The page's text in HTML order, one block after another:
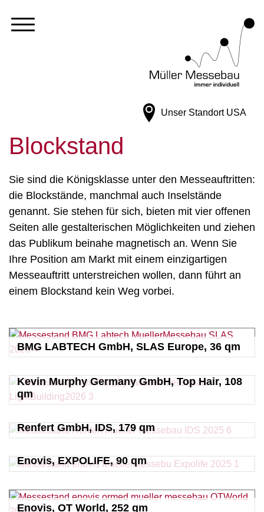
Unser Standort USA
Blockstand
Sie sind die Königsklasse unter den Messeauftritten:
die Blockstände, manchmal auch Inselstände
genannt. Sie stehen für sich, bieten mit vier offenen
Seiten alle gestalterischen Möglichkeiten und ziehen
das Publikum beinahe magnetisch an. Wenn Sie
Ihre Position am Markt mit einem einzigartigen
Messeauftritt unterstreichen wollen, dann führt an
einem Blockstand kein Weg vorbei.
BMG LABTECH GmbH, SLAS Europe, 36 qm
Kevin Murphy Germany GmbH, Top Hair, 108
qm
Renfert GmbH, IDS, 179 qm
Enovis, EXPOLIFE, 90 qm
Enovis, OT World, 252 qm